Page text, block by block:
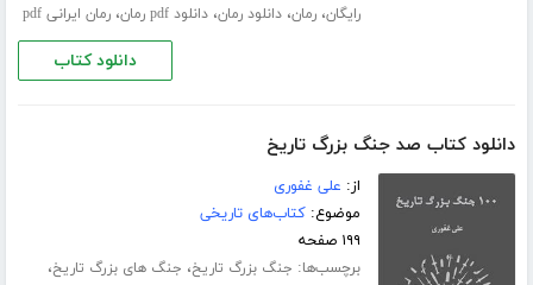
رایگان،رمان،دانلود رمان،دانلود pdf رمان ،رمان ایرانی pdf
دانلود کتاب
دانلود کتاب صد جنگ بزرگ تاریخ
از: علی غفوری
موضوع:کتاب‌های تاریخی
۱۹۹ صفحه
برچسب‌ها: جنگ بزرگ تاریخ، جنگ های بزرگ تاریخ،